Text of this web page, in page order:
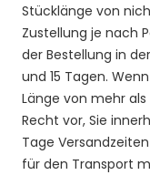
Stücklänge von
Zustellung je nach
der Bestellung in
und 15 Tagen.
Länge von mehr
Recht vor, Sie
Tage
für den Transport